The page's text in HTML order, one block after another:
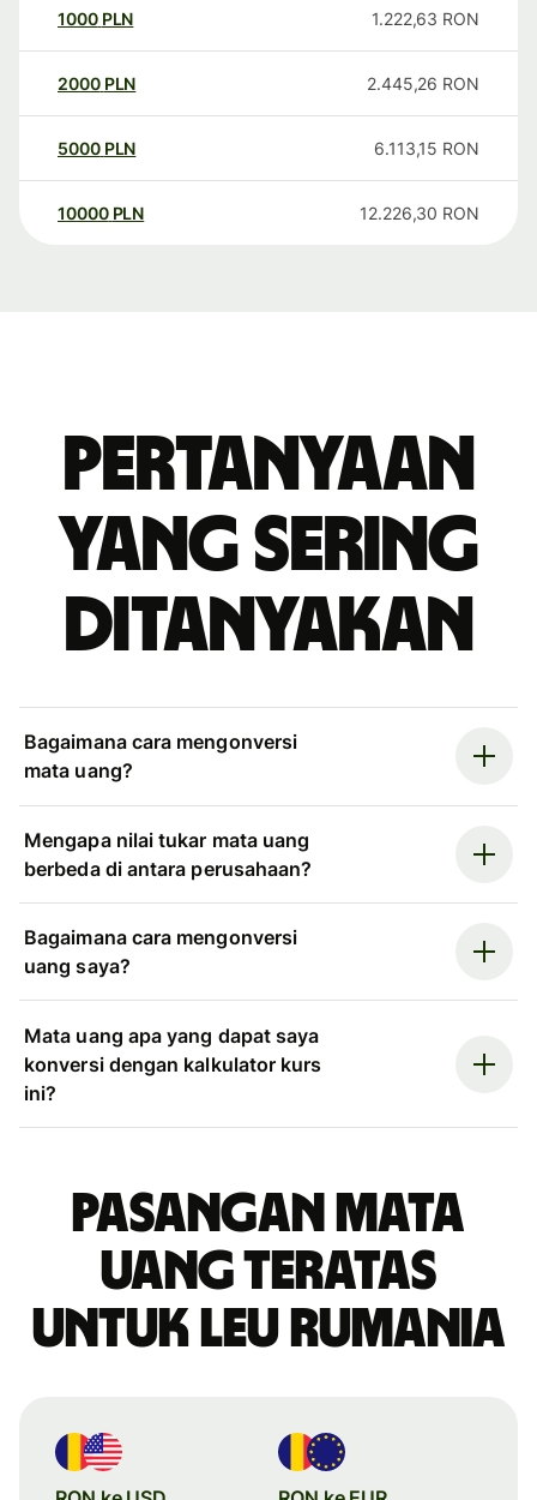
1000 PLN 1.222,63 RON
2000 PLN 2.445,26 RON
5000 PLN 6.113,15 RON
10000 PLN 12.226,30 RON
Pertanyaan
yang sering
ditanyakan
Bagaimana cara mengonversi
mata uang?
Mengapa nilai tukar mata uang
berbeda di antara perusahaan?
Bagaimana cara mengonversi
uang saya?
Mata uang apa yang dapat saya
konversi dengan kalkulator kurs
ini?
Pasangan mata
uang teratas
untuk leu Rumania